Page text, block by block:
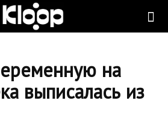
на
выписалась из